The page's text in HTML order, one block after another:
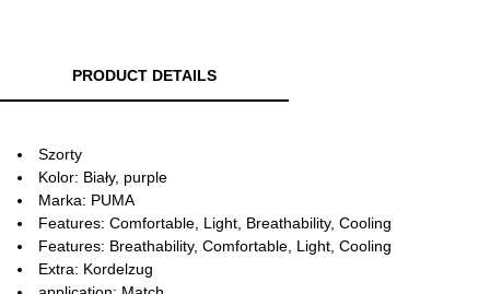
PRODUCT DETAILS
Szorty
Kolor: Biały, purple
Marka: PUMA
Features: Comfortable, Light, Breathability, Cooling
Features: Breathability, Comfortable, Light, Cooling
Extra: Kordelzug